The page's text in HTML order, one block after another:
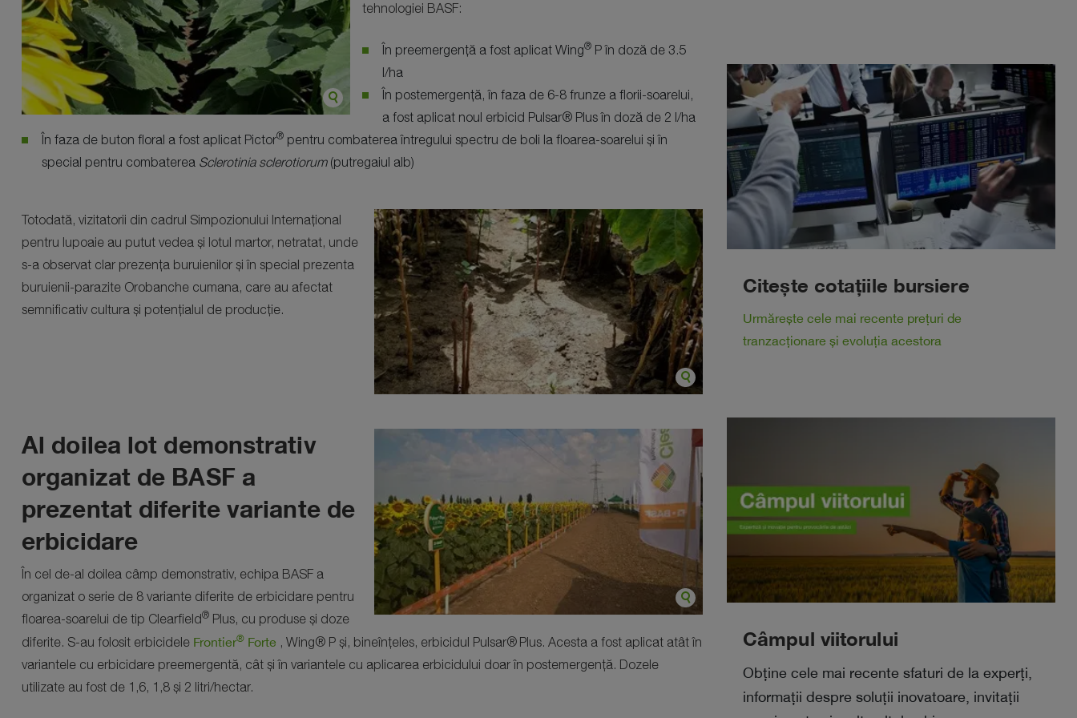
tehnologiei BASF:
În preemergență a fost aplicat Wing® P în doză de 3.5
l/ha
În postemergență, în faza de 6-8 frunze a florii-soarelui,
a fost aplicat noul erbicid Pulsar® Plus în doză de 2 l/ha
În faza de buton floral a fost aplicat Pictor® pentru combaterea întregului spectru de boli la floarea-soarelui și în
special pentru combaterea Sclerotinia sclerotiorum(putregaiul alb)
Totodată, vizitatorii din cadrul Simpozionului Internațional
pentru lupoaie au putut vedea și lotul martor, netratat, unde
s-a observat clar prezența buruienilor și în special prezenta
buruienii-parazite Orobanche cumana, care au afectat
semnificativ cultura și potențialul de producție.
Al doilea lot demonstrativ
organizat de BASF a
prezentat diferite variante de
erbicidare
În cel de-al doilea câmp demonstrativ, echipa BASF a
organizat o serie de 8 variante diferite de erbicidare pentru
floarea-soarelui de tip Clearfield® Plus, cu produse și doze
diferite. S-au folosit erbicidele Frontier® Forte , Wing® P și, bineînțeles, erbicidul Pulsar® Plus. Acesta a fost aplicat atât în
variantele cu erbicidare preemergentă, cât și în variantele cu aplicarea erbicidului doar în postemergență. Dozele
utilizate au fost de 1,6, 1,8 și 2 litri/hectar.
Citește cotațiile bursiere
Urmărește cele mai recente prețuri de
tranzacționare și evoluția acestora
Câmpul viitorului
Obține cele mai recente sfaturi de la experți,
informații despre soluții inovatoare, invitații